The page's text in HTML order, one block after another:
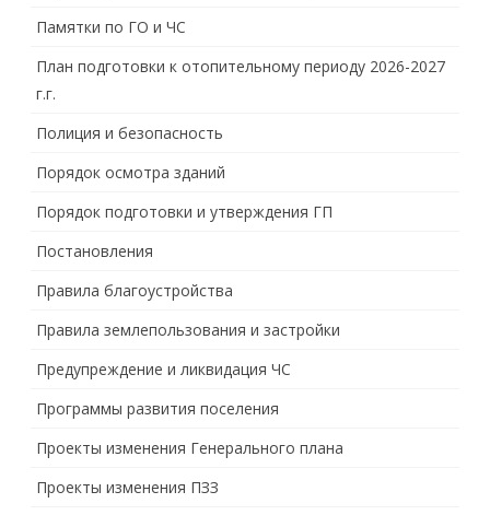
Памятки по ГО и ЧС
План подготовки к отопительному периоду 2026-2027
г.г.
Полиция и безопасность
Порядок осмотра зданий
Порядок подготовки и утверждения ГП
Постановления
Правила благоустройства
Правила землепользования и застройки
Предупреждение и ликвидация ЧС
Программы развития поселения
Проекты изменения Генерального плана
Проекты изменения ПЗЗ